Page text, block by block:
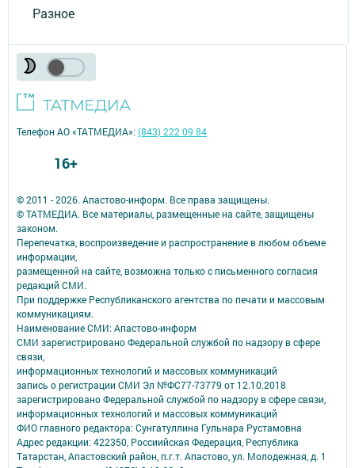
Разное
© 2011 - 2026. Апастово-информ. Все права защищены.
© ТАТМЕДИА. Все материалы, размещенные на сайте, защищены
законом.
Перепечатка, воспроизведение и распространение в любом объеме
информации,
размещенной на сайте, возможна только с письменного согласия
редакций СМИ.
При поддержке Республиканского агентства по печати и массовым
коммуникациям.
Наименование СМИ: Апастово-информ
СМИ зарегистрировано Федеральной службой по надзору в сфере
связи,
информационных технологий и массовых коммуникаций
запись о регистрации СМИ Эл №ФС77-73779 от 12.10.2018
зарегистрировано Федеральной службой по надзору в сфере связи,
информационных технологий и массовых коммуникаций
ФИО главного редактора: Сунгатуллина Гульнара Рустамовна
Адрес редакции: 422350, Россиийская Федерация, Республика
Татарстан, Апастовский район, п.г.т. Апастово, ул. Молодежная, д. 1
Телефон АО «ТАТМЕДИА»:(843) 222 09 84
16+